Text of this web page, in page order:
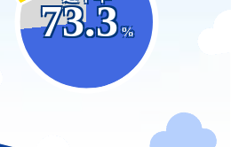
73.3
%